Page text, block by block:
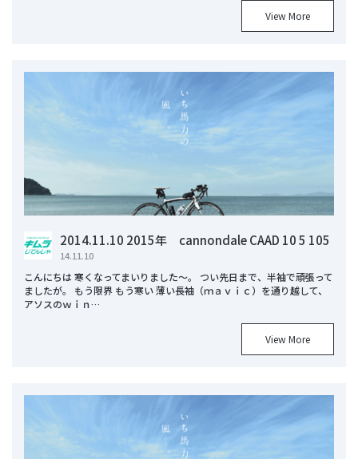
View More
2014.11.10 2015年 cannondale CAAD 10 5 105
14.11.10
こんにちは 寒くなってまいりました～。 つい先日まで、半袖で頑張って
ましたが。 もう限界 もう寒い 薄い長袖（ｍａｖｉｃ）を通り越して、
アソスのｗｉｎ…
View More